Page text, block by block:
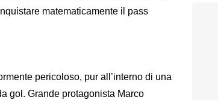
matematicamente il pass
pericoloso, pur all’interno di una
gol. Grande protagonista Marco